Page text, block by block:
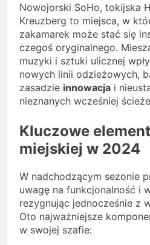
Nowojorski SoHo, tokijska
Kreuzberg to miejsca, w
zakamarek może stać się
czegoś oryginalnego.
muzyki i sztuki ulicznej
nowych linii odzieżowych,
zasadzie innowacja i
nieznanych wcześniej
Kluczowe
miejskiej w 2024
W nadchodzącym sezonie
uwagę na funkcjonalność i
rezygnując jednocześnie z
Oto najważniejsze
w swojej szafie: